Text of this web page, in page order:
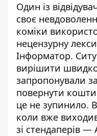
Один із
своє
коміки
нецензурну
Інформатор.
вирішити
запропонували
повернути
це не зупинило.
коли вже
зі стендаперів —